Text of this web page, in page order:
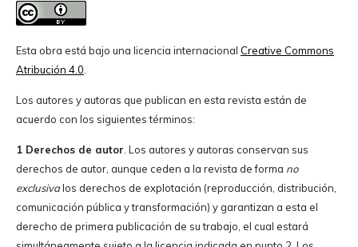
Esta obra está bajo una licencia internacional Creative Commons
Atribución 4.0.
Los autores y autoras que publican en esta revista están de
acuerdo con los siguientes términos:
1 Derechos de autor. Los autores y autoras conservan sus
derechos de autor, aunque ceden a la revista de forma no
exclusivalos derechos de explotación (reproducción, distribución,
comunicación pública y transformación) y garantizan a esta el
derecho de primera publicación de su trabajo, el cual estará